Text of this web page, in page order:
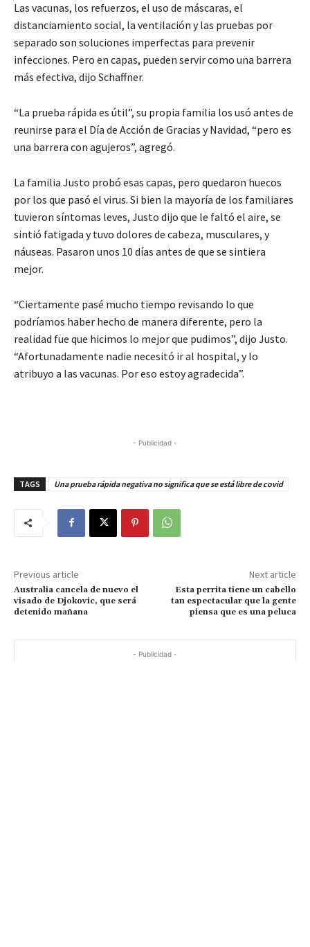
Las vacunas, los refuerzos, el uso de máscaras, el
distanciamiento social, la ventilación y las pruebas por
separado son soluciones imperfectas para prevenir
infecciones. Pero en capas, pueden servir como una barrera
más efectiva, dijo Schaffner.
“La prueba rápida es útil”, su propia familia los usó antes de
reunirse para el Día de Acción de Gracias y Navidad, “pero es
una barrera con agujeros”, agregó.
La familia Justo probó esas capas, pero quedaron huecos
por los que pasó el virus. Si bien la mayoría de los familiares
tuvieron síntomas leves, Justo dijo que le faltó el aire, se
sintió fatigada y tuvo dolores de cabeza, musculares, y
náuseas. Pasaron unos 10 días antes de que se sintiera
mejor.
“Ciertamente pasé mucho tiempo revisando lo que
podríamos haber hecho de manera diferente, pero la
realidad fue que hicimos lo mejor que pudimos”, dijo Justo.
“Afortunadamente nadie necesitó ir al hospital, y lo
atribuyo a las vacunas. Por eso estoy agradecida”.
- Publicidad -
TAGS Una prueba rápida negativa no significa que se está libre de covid
Previous article
Australia cancela de nuevo el
visado de Djokovic, que será
detenido mañana
Next article
Esta perrita tiene un cabello
tan espectacular que la gente
piensa que es una peluca
- Publicidad -